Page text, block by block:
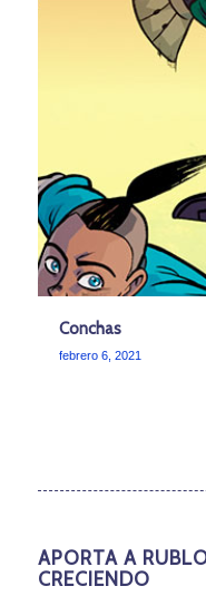
Conchas
febrero 6, 2021
APORTA A
CRECIENDO